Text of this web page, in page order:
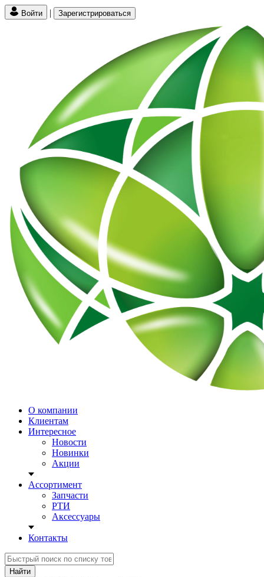
Войти | Зарегистрироваться
О компании
Клиентам
Интересное
Новости
Новинки
Акции
Ассортимент
Запчасти
РТИ
Аксессуары
Контакты
Найти